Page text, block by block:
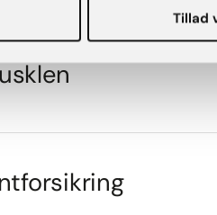
Tillad